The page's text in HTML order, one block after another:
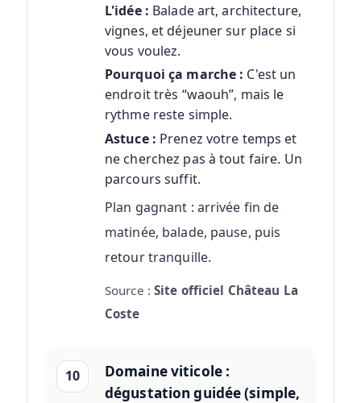
L'idée : Balade art, architecture,
vignes, et déjeuner sur place si
vous voulez.
Pourquoi ça marche : C'est un
endroit très “waouh”, mais le
rythme reste simple.
Astuce : Prenez votre temps et
ne cherchez pas à tout faire. Un
parcours suffit.
Plan gagnant : arrivée fin de
matinée, balade, pause, puis
retour tranquille.
Source :Site officiel Château La
Coste
10
Domaine viticole :
dégustation guidée (simple,